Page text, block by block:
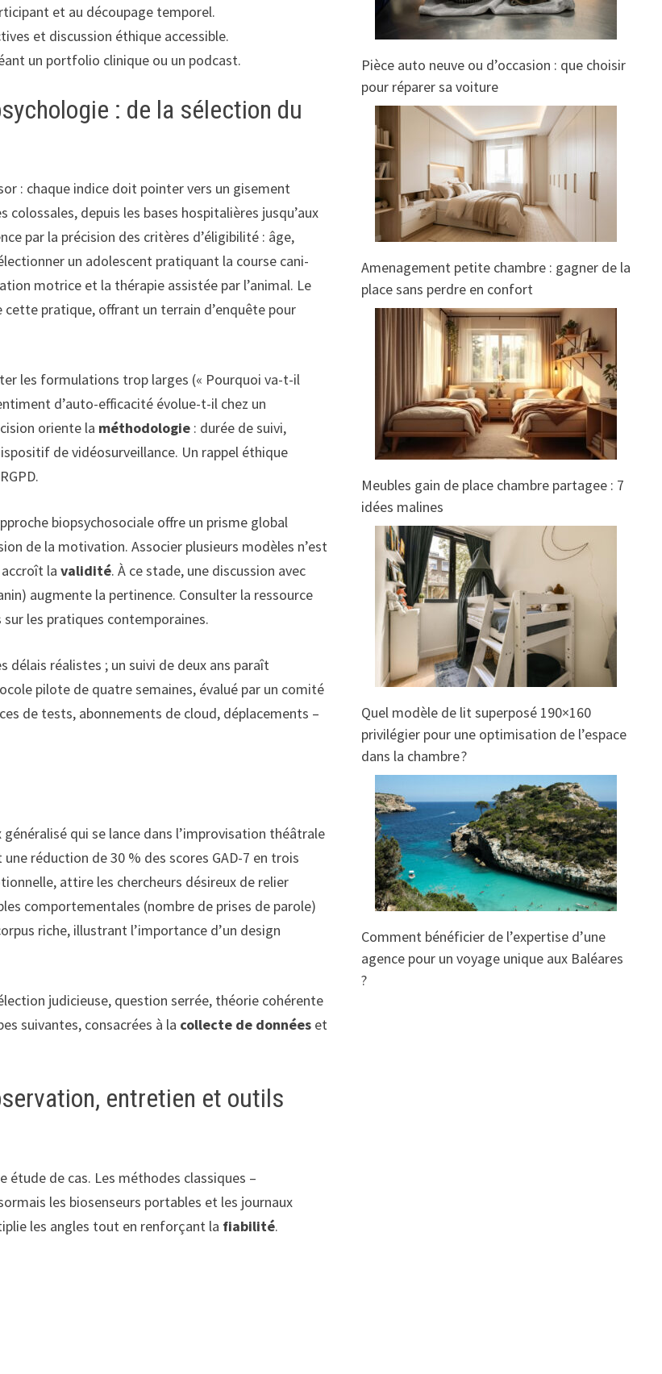
et au découpage temporel.
et discussion éthique accessible.
un portfolio clinique ou un podcast.
: de la sélection du
: chaque indice doit pointer vers un gisement
depuis les bases hospitalières jusqu’aux
par la précision des critères d’éligibilité : âge,
un adolescent pratiquant la course cani-
motrice et la thérapie assistée par l’animal. Le
pratique, offrant un terrain d’enquête pour
les formulations trop larges (« Pourquoi va-t-il
d’auto-efficacité évolue-t-il chez un
oriente la méthodologie : durée de suivi,
de vidéosurveillance. Un rappel éthique
biopsychosociale offre un prisme global
de la motivation. Associer plusieurs modèles n’est
accroît lavalidité. À ce stade, une discussion avec
augmente la pertinence. Consulter la ressource
les pratiques contemporaines.
délais réalistes ; un suivi de deux ans paraît
pilote de quatre semaines, évalué par un comité
de tests, abonnements de cloud, déplacements –
qui se lance dans l’improvisation théâtrale
réduction de 30 % des scores GAD-7 en trois
attire les chercheurs désireux de relier
comportementales (nombre de prises de parole)
riche, illustrant l’importance d’un design
judicieuse, question serrée, théorie cohérente
suivantes, consacrées à la collecte de données et
entretien et outils
de cas. Les méthodes classiques –
les biosenseurs portables et les journaux
les angles tout en renforçant la fiabilité.
Pièce auto neuve ou d’occasion : que choisir
pour réparer sa voiture
Amenagement petite chambre : gagner de la
place sans perdre en confort
Meubles gain de place chambre partagee : 7
idées malines
Quel modèle de lit superposé 190×160
privilégier pour une optimisation de l’espace
dans la chambre ?
Comment bénéficier de l’expertise d’une
agence pour un voyage unique aux Baléares
?